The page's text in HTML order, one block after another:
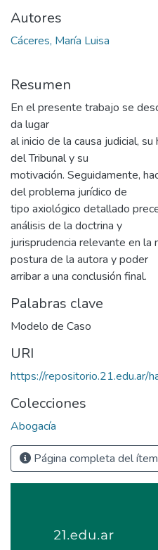
Autores
Cáceres, María Luisa
Resumen
En el presente trabajo se
da lugar
al inicio de la causa judicial,
del Tribunal y su
motivación. Seguidamente,
del problema jurídico de
tipo axiológico detallado
análisis de la doctrina y
jurisprudencia relevante en la
postura de la autora y poder
arribar a una conclusión final.
Palabras clave
Modelo de Caso
URI
https://repositorio.21.edu.ar/
Colecciones
Abogacía
Página completa del ítem